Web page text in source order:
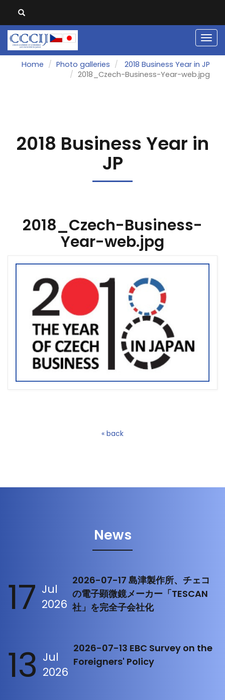
Home Photo galleries
2018 Business Year in JP
2018_Czech-Business-Year-web.jpg
2018 Business Year in
JP
2018_Czech-Business-
Year-web.jpg
« back
News
17 Jul
2026
2026-07-17 島津製作所、チェコ
の電子顕微鏡メーカー「TESCAN
社」を完全子会社化
13 Jul
2026
2026-07-13 EBC Survey on the
Foreigners' Policy